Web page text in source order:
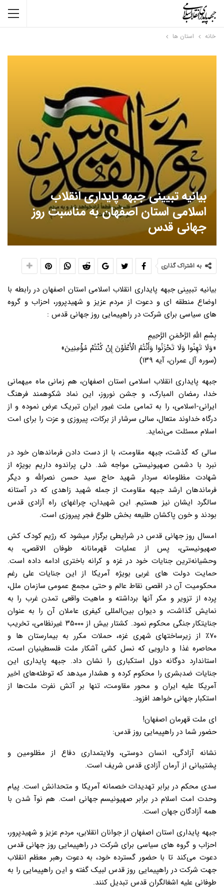
خانه استان ها
بیانیه تبیینی جبهه پایداری انقلاب
اسلامی استان اصفهان به مناسبت روز
جهانی قدس
به اشتراک گذاری
بیانیه تبیینی جبهه پایداری انقلاب اسلامی استان اصفهان در رابطه با
اوضاع منطقه ای و دعوت از مردم عزیز و شهیدپرور، احزاب و گروه
های سیاسی برای شرکت در راهپیمایی روز جهانی قدس :
بِسْمِ اللَّهِ الرَّحْمَنِ الرَّحِیمِ
«وَلَا تَهِنُوا وَلَا تَحْزَنُوا وَأَنْتُمُ الْأَعْلَوْنَ إِنْ کُنْتُمْ مُؤْمِنِینَ»
(سوره آل عمران، آیه ۱۳۹)
جبهه پایداری انقلاب اسلامی استان اصفهان، هم زمانی ماه میهمانی
خدا، رمضان المبارک، و جشن نوروز، این نماد شکوهمند فرهنگ
ایرانی-اسلامی، را به تمامی ملت غیور ایران تبریک عرض نموده و از
درگاه خداوند متعال، سالی سرشار از برکات، پیروزی و عزت را برای امت
اسلام مسئلت می‌نماید.
سالی که گذشت، جبهه مقاومت، با از دست دادن فرماندهان خود در
نبرد با دشمن صهیونیستی مواجه شد. دلی پراندوه داریم بویژه از
شهادت مظلومانه سردار شهید حاج سید حسن نصرالله و دیگر
فرماندهان ارشد جبهه مقاومت از جمله شهید زاهدی که در آستانه
سالگرد ایشان نیز هستیم. این شهیدان، چراغهای راه آزادی قدس
بودند و خون پاکشان طلیعه بخش طلوع فجر پیروزی است.
امسال روز جهانی قدس در شرایطی برگزار میشود که رژیم کودک کش
صهیونیستی، پس از عملیات قهرمانانه طوفان الاقصی، به
وحشیانه‌ترین جنایات خود در غزه و کرانه باختری ادامه داده است.
حمایت دولت های غربی بویژه آمریکا از این جنایات علی رغم
محکومیت آن در اقصی نقاط عالم و حتی مجمع عمومی سازمان ملل،
پرده از تزویر و مکر آنها برداشته و ماهیت واقعی تمدن غرب را به
نمایش گذاشت، و دیوان بین‌المللی کیفری عاملان آن را به عنوان
جنایتکار جنگی محکوم نمود. کشتار بیش از ۳۵۰۰۰ غیرنظامی، تخریب
۷۰٪ از زیرساختهای شهری غزه، حملات مکرر به بیمارستان ها و
محاصره غذا و دارویی که نسل کشی آشکار ملت فلسطینیان است،
استاندارد دوگانه دول استکباری را نشان داد. جبهه پایداری این
جنایات ضدبشری را محکوم کرده و هشدار میدهد که توطئه‌های اخیر
آمریکا علیه ایران و محور مقاومت، تنها بر آتش نفرت ملت‌ها از
استکبار جهانی خواهد افزود.
ای ملت قهرمان اصفهان!
حضور شما در راهپیمایی روز قدس:
نشانه آزادگی، انسان دوستی، ولایتمداری دفاع از مظلومین و
پشتیبانی از آرمان آزادی قدس شریف است.
سدی محکم در برابر تهدیدات خصمانه آمریکا و متحدانش است. پیام
وحدت امت اسلام در برابر صهیونیسم جهانی است. هم نوآ شدن با
همه آزادگان جهان است.
جبهه پایداری استان اصفهان از جوانان انقلابی، مردم عزیز و شهیدپرور،
احزاب و گروه های سیاسی برای شرکت در راهپیمایی روز جهانی قدس
دعوت می‌کند تا با حضور گسترده خود، به دعوت رهبر معظم انقلاب
جهت شرکت در راهپیمایی روز قدس لبیک گفته و این راهپیمایی را به
طوفانی علیه اشغالگران قدس تبدیل کنند.